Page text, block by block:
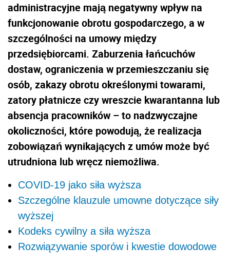
administracyjne mają negatywny wpływ na
funkcjonowanie obrotu gospodarczego, a w
szczególności na umowy między
przedsiębiorcami. Zaburzenia łańcuchów
dostaw, ograniczenia w przemieszczaniu się
osób, zakazy obrotu określonymi towarami,
zatory płatnicze czy wreszcie kwarantanna lub
absencja pracowników – to nadzwyczajne
okoliczności, które powodują, że realizacja
zobowiązań wynikających z umów może być
utrudniona lub wręcz niemożliwa.
COVID-19 jako siła wyższa
Szczególne klauzule umowne dotyczące siły
wyższej
Kodeks cywilny a siła wyższa
Rozwiązywanie sporów i kwestie dowodowe